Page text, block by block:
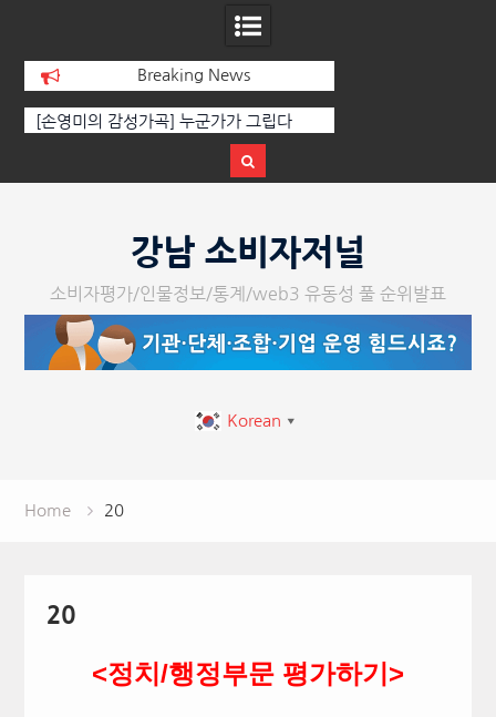
Breaking News
의 감성가곡] 누군가가 그립다
[인인칼럼 유준형] AI와 청문회:
다.
강남 소비자저널
소비자평가/인물정보/통계/web3 유동성 풀 순위발표
Korean ▼
Home 20
20
<정치/행정부문 평가하기>